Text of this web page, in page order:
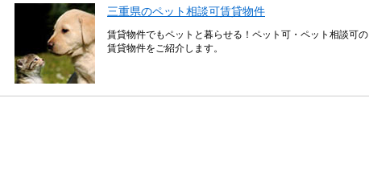
三重県のペット相談可賃貸物件
賃貸物件でもペットと暮らせる！ペット可・ペット相談可の
賃貸物件をご紹介します。